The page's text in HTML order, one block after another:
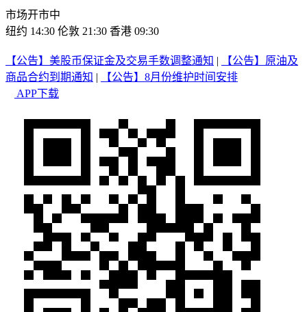
市场开市中
纽约 14:30 伦敦 21:30 香港 09:30
【公告】美股币保证金及交易手数调整通知 |
【公告】原油及
商品合约到期通知 |
【公告】8月份维护时间安排
APP下载